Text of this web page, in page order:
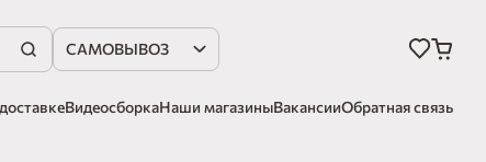
САМОВЫВОЗ
ВидеосборкаНаши магазиныВакансииОбратная связь